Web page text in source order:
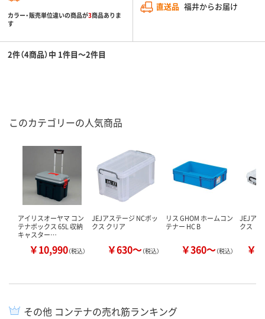
カラー・販売単位違いの商品が3商品ありま
す
直送品 福井からお届け
2件（4商品）中 1件目～2件目
このカテゴリーの人気商品
アイリスオーヤマ コン
テナボックス 65L 収納
キャスター…
￥10,990（税込）
JEJアステージ NCボッ
クス クリア
￥630～（税込）
リス GHOM ホームコン
テナー HC B
￥360～（税込）
JEJアス
クス
￥
その他 コンテナの売れ筋ランキング